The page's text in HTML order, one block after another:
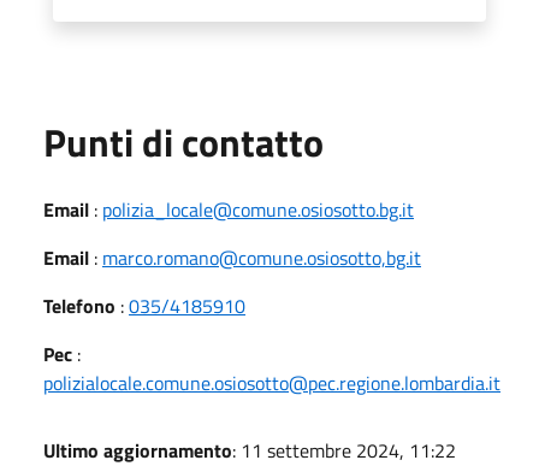
Punti di contatto
Email : polizia_locale@comune.osiosotto.bg.it
Email : marco.romano@comune.osiosotto,bg.it
Telefono :035/4185910
Pec :
polizialocale.comune.osiosotto@pec.regione.lombardia.it
Ultimo aggiornamento: 11 settembre 2024, 11:22